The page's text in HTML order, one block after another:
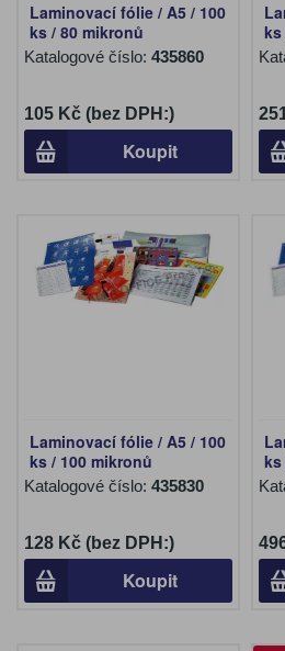
Laminovací fólie / A5 / 100
ks / 80 mikronů
Katalogové číslo: 435860
105 Kč (bez DPH:)
Koupit
ks
Laminovací fólie / A5 / 100
ks / 100 mikronů
Katalogové číslo: 435830
128 Kč (bez DPH:)
Koupit
ks